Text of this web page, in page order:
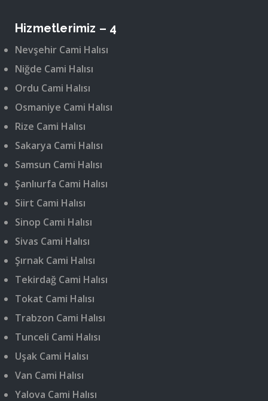
Hizmetlerimiz – 4
Nevşehir Cami Halısı
Niğde Cami Halısı
Ordu Cami Halısı
Osmaniye Cami Halısı
Rize Cami Halısı
Sakarya Cami Halısı
Samsun Cami Halısı
Şanlıurfa Cami Halısı
Siirt Cami Halısı
Sinop Cami Halısı
Sivas Cami Halısı
Şırnak Cami Halısı
Tekirdağ Cami Halısı
Tokat Cami Halısı
Trabzon Cami Halısı
Tunceli Cami Halısı
Uşak Cami Halısı
Van Cami Halısı
Yalova Cami Halısı